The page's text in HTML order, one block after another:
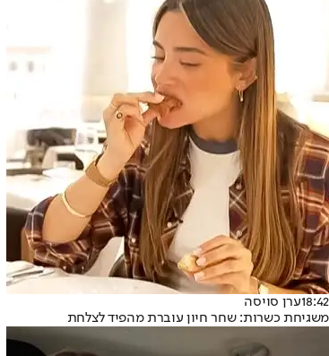
18:42ערן סויסה
משגיחת כשרות: שחר חיון עוברת מהפיד לצלחת